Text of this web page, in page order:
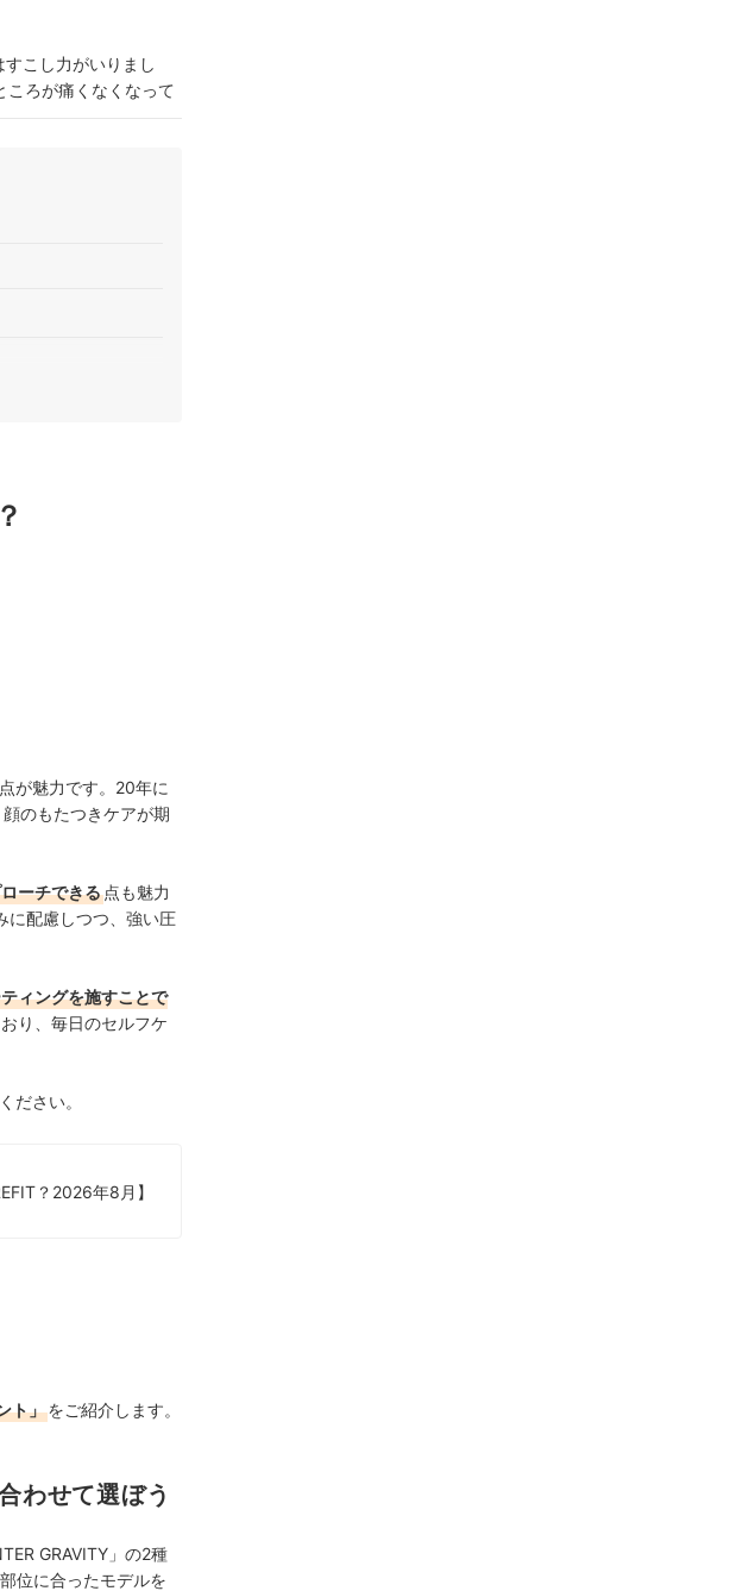
こし力がいりまし
ころが痛くなくなって
が魅力です。20年に
のもたつきケアが期
ーチできる点も魅力
に配慮しつつ、強い圧
ィングを施すことで
り、毎日のセルフケ
ださい。
？2026年8月】
ト」をご紹介します。
わせて選ぼう
GRAVITY」の2種
位に合ったモデルを